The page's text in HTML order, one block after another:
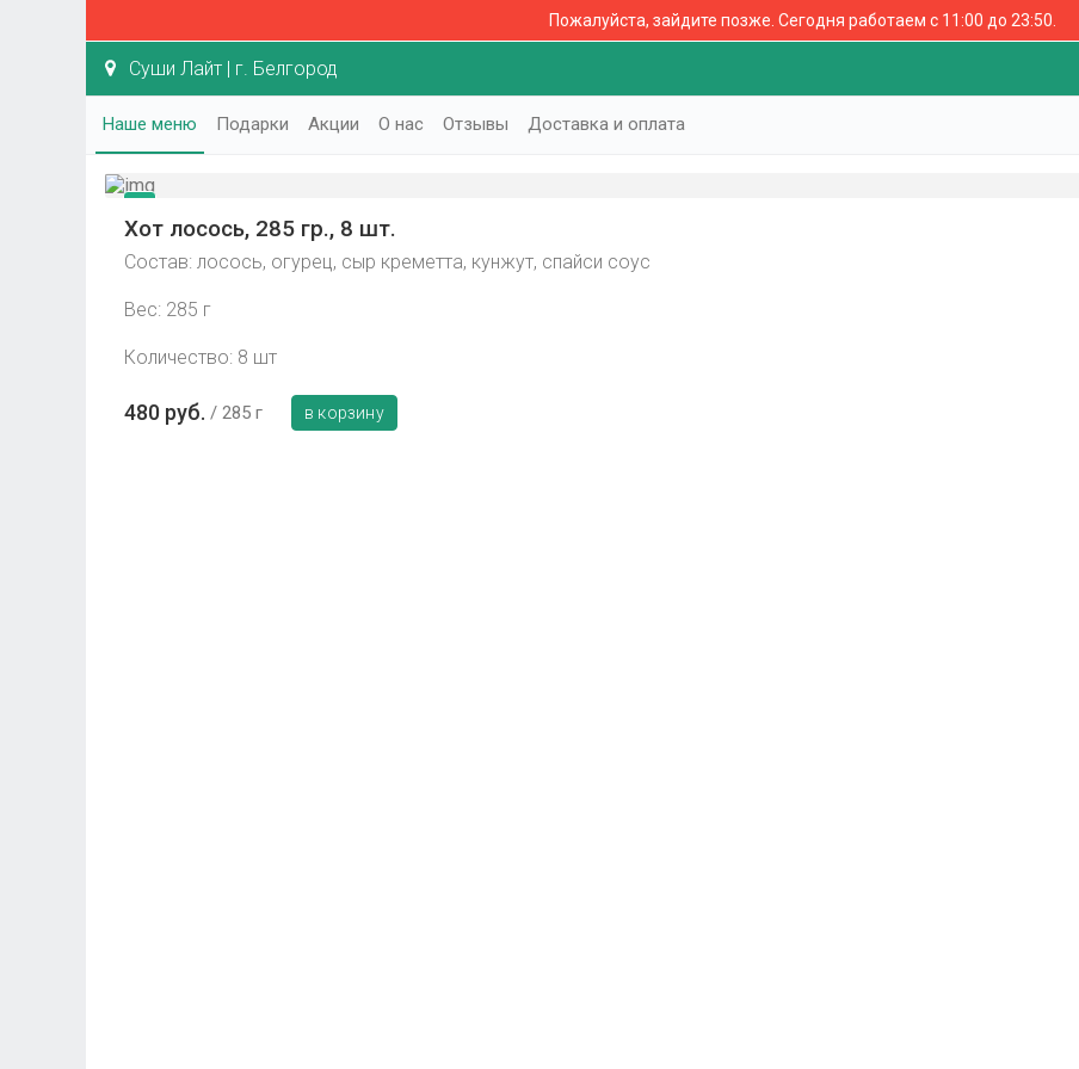
Пожалуйста, зайдите позже. Сегодня работаем с 11:00 до 23:50.
Суши Лайт | г. Белгород
Наше меню Подарки Акции О нас Отзывы Доставка и оплата
Хот лосось, 285 гр., 8 шт.
Состав: лосось, огурец, сыр креметта, кунжут, спайси соус
Вес: 285 г
Количество: 8 шт
480 руб. 285 г в корзину